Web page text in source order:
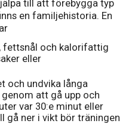
till att förebygga typ
en familjehistoria. En
fettsnål och kalorifattig
eller
och undvika långa
att gå upp och
var 30:e minut eller
gå ner i vikt bör träningen